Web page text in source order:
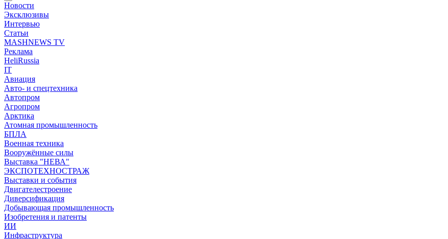
Новости
Эксклюзивы
Интервью
Статьи
MASHNEWS TV
Реклама
HeliRussia
IT
Авиация
Авто- и спецтехника
Автопром
Агропром
Арктика
Атомная промышленность
БПЛА
Военная техника
Вооружённые силы
Выставка "НЕВА"
ЭКСПОТЕХНОСТРАЖ
Выставки и события
Двигателестроение
Диверсификация
Добывающая промышленность
Изобретения и патенты
ИИ
Инфраструктура